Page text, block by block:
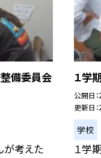
備委員会
が考えた
１学
公開日
更新日
学校
１学